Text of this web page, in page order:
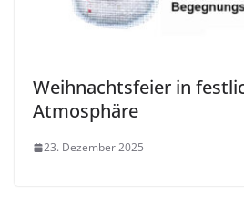
Weihnachtsfeier in
Atmosphäre
23. Dezember 2025